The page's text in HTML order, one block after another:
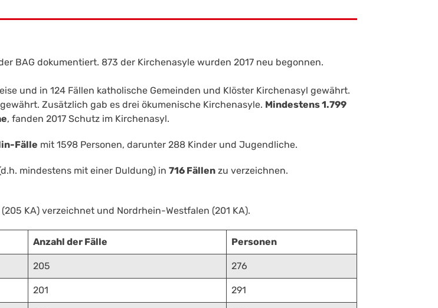
BAG dokumentiert. 873 der Kirchenasyle wurden 2017 neu begonnen.
und in 124 Fällen katholische Gemeinden und Klöster Kirchenasyl gewährt.
Zusätzlich gab es drei ökumenische Kirchenasyle. Mindestens 1.799
, fanden 2017 Schutz im Kirchenasyl.
Fälle mit 1598 Personen, darunter 288 Kinder und Jugendliche.
mindestens mit einer Duldung) in 716 Fällen zu verzeichnen.
KA) verzeichnet und Nordrhein-Westfalen (201 KA).
Anzahl der Fälle Personen
205 276
201 291